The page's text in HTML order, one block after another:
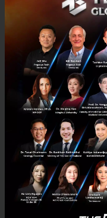
Work ZenicHub
E-mail :